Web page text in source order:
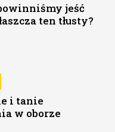
jeść
ten tłusty?
i tanie
w oborze